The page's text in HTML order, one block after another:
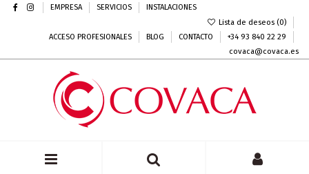
EMPRESA SERVICIOS
INSTALACIONES
Lista de deseos (0)
ACCESO PROFESIONALES
BLOG CONTACTO
+34 93 840 22 29
covaca@covaca.es